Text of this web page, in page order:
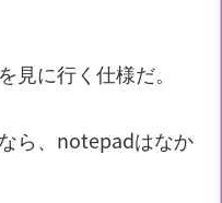
見に行く仕様だ。
ら、notepadはなか